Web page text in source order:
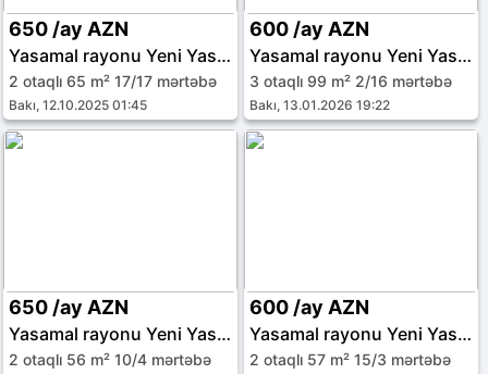
650 /ay AZN
Yasamal rayonu Yeni Yasamal qəs.
2 otaqlı 65 m² 17/17 mərtəbə
Bakı, 12.10.2025 01:45
600 /ay AZN
Yasamal rayonu Yeni Yasamal qəs.
3 otaqlı 99 m² 2/16 mərtəbə
Bakı, 13.01.2026 19:22
650 /ay AZN
Yasamal rayonu Yeni Yasamal qəs.
2 otaqlı 56 m² 10/4 mərtəbə
600 /ay AZN
Yasamal rayonu Yeni Yasamal qəs.
2 otaqlı 57 m² 15/3 mərtəbə